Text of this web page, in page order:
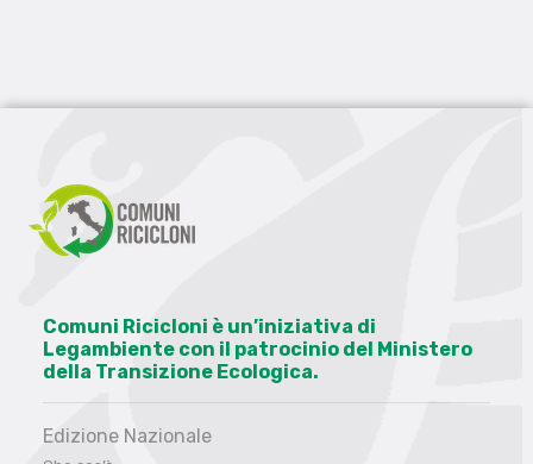
Comuni Ricicloni è un’iniziativa di
Legambiente con il patrocinio del Ministero
della Transizione Ecologica.
Edizione Nazionale